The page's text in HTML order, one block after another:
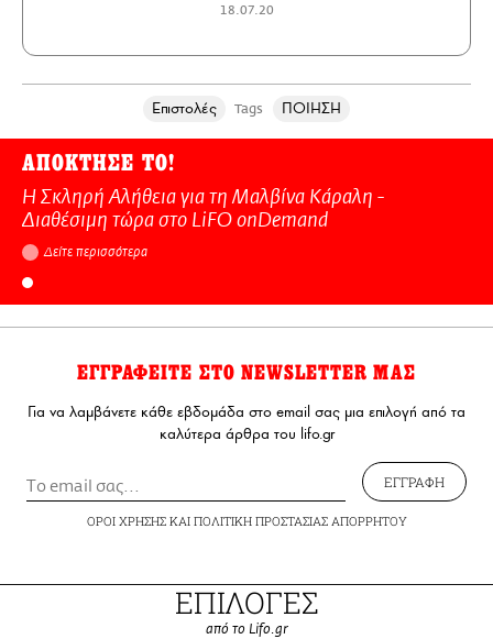
18.07.20
Επιστολές Tags ΠΟΙΗΣΗ
ΑΠΟΚΤΗΣΕ ΤΟ!
Η Σκληρή Αλήθεια για τη Μαλβίνα Κάραλη -
Διαθέσιμη τώρα στo LiFO onDemand
Δείτε περισσότερα
ΕΓΓΡΑΦΕΙΤΕ ΣΤΟ NEWSLETTER ΜΑΣ
Για να λαμβάνετε κάθε εβδομάδα στο email σας μια επιλογή από τα
καλύτερα άρθρα του lifo.gr
ΕΓΓΡΑΦΗ
ΟΡΟΙ ΧΡΗΣΗΣΚΑΙ ΠΟΛΙΤΙΚΗ ΠΡΟΣΤΑΣΙΑΣ ΑΠΟΡΡΗΤΟΥ
ΕΠΙΛΟΓΕΣ
από το Lifo.gr